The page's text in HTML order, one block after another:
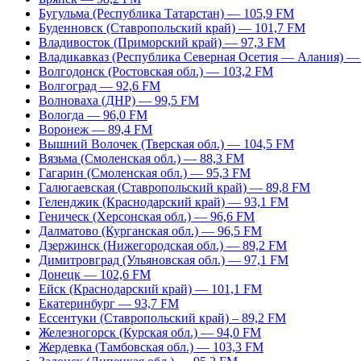
Бугульма (Республика Татарстан) — 105,9 FM
Буденновск (Ставропольский край) — 101,7 FM
Владивосток (Приморский край) — 97,3 FM
Владикавказ (Республика Северная Осетия — Алания)
Волгодонск (Ростовская обл.) — 103,2 FM
Волгоград — 92,6 FM
Волноваха (ДНР) — 99,5 FM
Вологда — 96,0 FM
Воронеж — 89,4 FM
Вышний Волочек (Тверская обл.) — 104,5 FM
Вязьма (Смоленская обл.) — 88,3 FM
Гагарин (Смоленская обл.) — 95,3 FM
Галюгаевская (Ставропольский край) — 89,8 FM
Геленджик (Краснодарский край) — 93,1 FM
Геническ (Херсонская обл.) — 96,6 FM
Далматово (Курганская обл.) — 96,5 FM
Дзержинск (Нижегородская обл.) — 89,2 FM
Димитровград (Ульяновская обл.) — 97,1 FM
Донецк — 102,6 FM
Ейск (Краснодарский край) — 101,1 FM
Екатеринбург — 93,7 FM
Ессентуки (Ставропольский край) – 89,2 FM
Железногорск (Курская обл.) — 94,0 FM
Жердевка (Тамбовская обл.) — 103,3 FM